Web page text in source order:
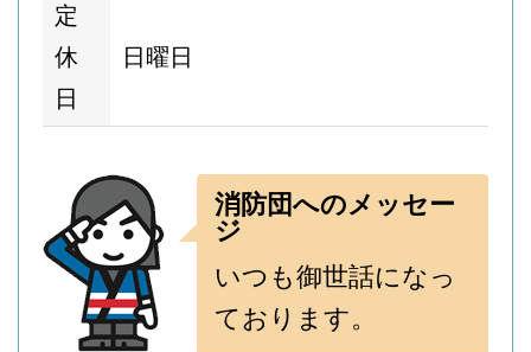
定
休
日
日曜日
消防団へのメッセー
ジ
いつも御世話になっ
ております。